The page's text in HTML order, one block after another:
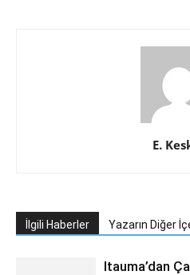
E.
İlgili Haberler Yazarın Diğer
Itauma’dan